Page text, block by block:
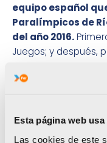
Esta página web
Las cookies de este
equipo español
Paralímpicos de
del año 2016.
Juegos; y después,
unos Juegos con
impresionante”,